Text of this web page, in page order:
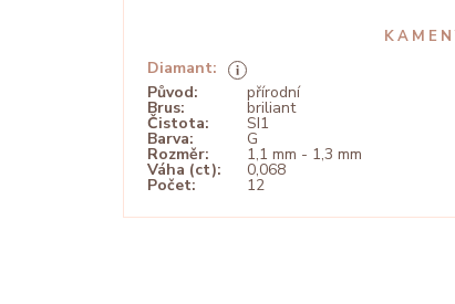
Diamant:
Původ:
přírodní
Brus: briliant
Čistota: SI1
Barva: G
Rozměr: 1,1 mm - 1,3 mm
Váha (ct): 0,068
Počet: 12